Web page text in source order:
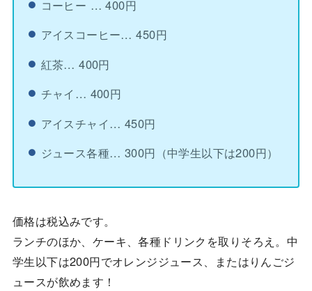
コーヒー … 400円
アイスコーヒー… 450円
紅茶… 400円
チャイ… 400円
アイスチャイ… 450円
ジュース各種… 300円（中学生以下は200円）
価格は税込みです。
ランチのほか、ケーキ、各種ドリンクを取りそろえ。中
学生以下は200円でオレンジジュース、またはりんごジ
ュースが飲めます！